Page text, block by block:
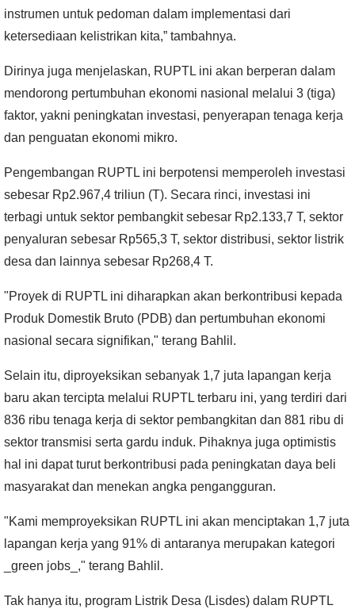
instrumen untuk pedoman dalam implementasi dari
ketersediaan kelistrikan kita,” tambahnya.
Dirinya juga menjelaskan, RUPTL ini akan berperan dalam
mendorong pertumbuhan ekonomi nasional melalui 3 (tiga)
faktor, yakni peningkatan investasi, penyerapan tenaga kerja
dan penguatan ekonomi mikro.
Pengembangan RUPTL ini berpotensi memperoleh investasi
sebesar Rp2.967,4 triliun (T). Secara rinci, investasi ini
terbagi untuk sektor pembangkit sebesar Rp2.133,7 T, sektor
penyaluran sebesar Rp565,3 T, sektor distribusi, sektor listrik
desa dan lainnya sebesar Rp268,4 T.
"Proyek di RUPTL ini diharapkan akan berkontribusi kepada
Produk Domestik Bruto (PDB) dan pertumbuhan ekonomi
nasional secara signifikan," terang Bahlil.
Selain itu, diproyeksikan sebanyak 1,7 juta lapangan kerja
baru akan tercipta melalui RUPTL terbaru ini, yang terdiri dari
836 ribu tenaga kerja di sektor pembangkitan dan 881 ribu di
sektor transmisi serta gardu induk. Pihaknya juga optimistis
hal ini dapat turut berkontribusi pada peningkatan daya beli
masyarakat dan menekan angka pengangguran.
"Kami memproyeksikan RUPTL ini akan menciptakan 1,7 juta
lapangan kerja yang 91% di antaranya merupakan kategori
_green jobs_," terang Bahlil.
Tak hanya itu, program Listrik Desa (Lisdes) dalam RUPTL